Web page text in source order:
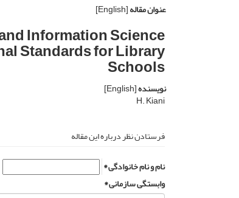
عنوان مقاله[English]
Information Science
Standards for Library
Schools
نویسنده[English]
H. Kiani
فرستادن نظر درباره این مقاله
نام و نام خانوادگی *
وابستگی سازمانی *